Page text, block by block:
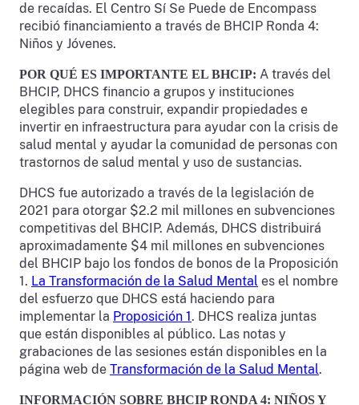
de recaídas. El Centro Sí Se Puede de Encompass
recibió financiamiento a través de BHCIP Ronda 4:
Niños y Jóvenes.
POR QUÉ ES IMPORTANTE EL BHCIP: A través del
BHCIP, DHCS financio a grupos y instituciones
elegibles para construir, expandir propiedades e
invertir en infraestructura para ayudar con la crisis de
salud mental y ayudar la comunidad de personas con
trastornos de salud mental y uso de sustancias.
DHCS fue autorizado a través de la legislación de
2021 para otorgar $2.2 mil millones en subvenciones
competitivas del BHCIP. Además, DHCS distribuirá
aproximadamente $4 mil millones en subvenciones
del BHCIP bajo los fondos de bonos de la Proposición
1. La Transformación de la Salud Mental es el nombre
del esfuerzo que DHCS está haciendo para
implementar la Proposición 1. DHCS realiza juntas
que están disponibles al público. Las notas y
grabaciones de las sesiones están disponibles en la
página web de Transformación de la Salud Mental.
INFORMACIÓN SOBRE BHCIP RONDA 4: NIÑOS Y